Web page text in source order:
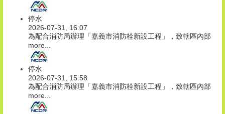
停水
2026-07-31, 16:07
為配合消防局辦理「嘉義市消防栓新設工程」，致轄區內部
more...
停水
2026-07-31, 15:58
為配合消防局辦理「嘉義市消防栓新設工程」，致轄區內部
more...